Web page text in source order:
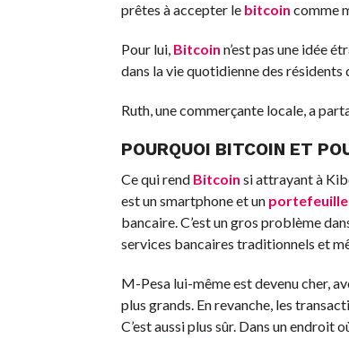
prêtes à accepter le bitcoin comme
Pour lui, Bitcoin n’est pas une idée
dans la vie quotidienne des résidents
Ruth, une commerçante locale, a
POURQUOI BITCOIN ET
Ce qui rend Bitcoin si attrayant à
est un smartphone et un portefeuille
bancaire. C’est un gros problème
services bancaires traditionnels et
M-Pesa lui-même est devenu cher,
plus grands. En revanche, les
C’est aussi plus sûr. Dans un endroit